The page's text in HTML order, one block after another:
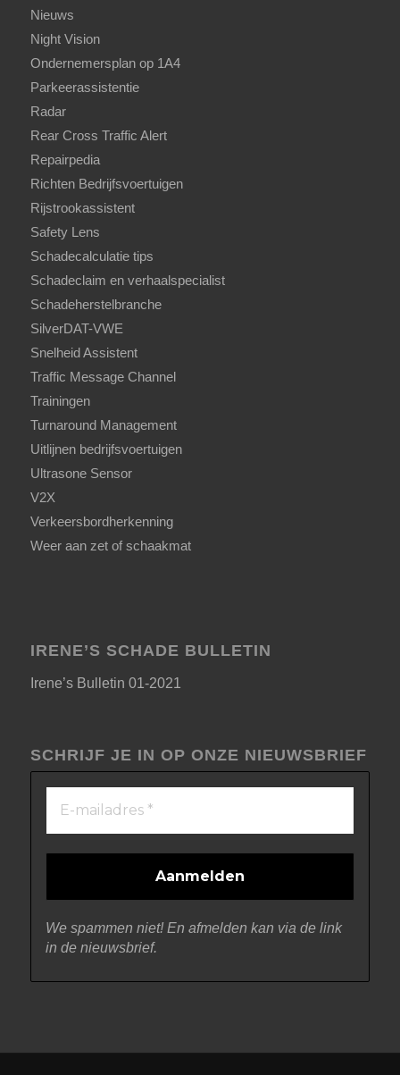
Nieuws
Night Vision
Ondernemersplan op 1A4
Parkeerassistentie
Radar
Rear Cross Traffic Alert
Repairpedia
Richten Bedrijfsvoertuigen
Rijstrookassistent
Safety Lens
Schadecalculatie tips
Schadeclaim en verhaalspecialist
Schadeherstelbranche
SilverDAT-VWE
Snelheid Assistent
Traffic Message Channel
Trainingen
Turnaround Management
Uitlijnen bedrijfsvoertuigen
Ultrasone Sensor
V2X
Verkeersbordherkenning
Weer aan zet of schaakmat
IRENE’S SCHADE BULLETIN
Irene’s Bulletin 01-2021
SCHRIJF JE IN OP ONZE NIEUWSBRIEF
We spammen niet! En afmelden kan via de link
in de nieuwsbrief.